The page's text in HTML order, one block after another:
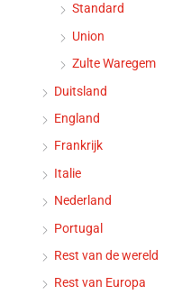
Standard
Union
Zulte Waregem
Duitsland
England
Frankrijk
Italie
Nederland
Portugal
Rest van de wereld
Rest van Europa